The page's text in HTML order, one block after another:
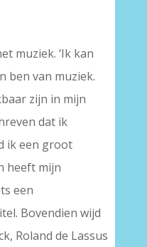
muziek. ‘Ik kan
ben van muziek.
zijn in mijn
dat ik
ik een groot
heeft mijn
een
Bovendien wijd
Roland de Lassus